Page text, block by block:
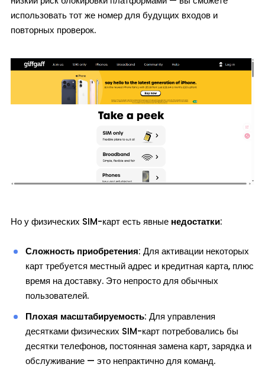
использовать тот же номер для будущих входов и
повторных проверок.
Но у физических SIM-карт есть явные недостатки:
Сложность приобретения: Для активации некоторых
карт требуется местный адрес и кредитная карта, плюс
время на доставку. Это непросто для обычных
пользователей.
Плохая масштабируемость: Для управления
десятками физических SIM-карт потребовались бы
десятки телефонов, постоянная замена карт, зарядка и
обслуживание — это непрактично для команд.